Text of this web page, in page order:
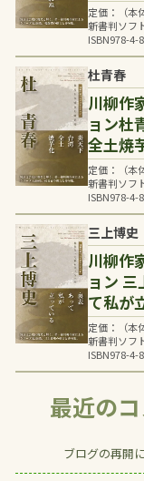
定価：（本
新書判ソフ
ISBN978-4-
杜青春
川柳作
ョン杜
全土焼
定価：（本
新書判ソフ
ISBN978-4-
三上博史
川柳作
ョン
て私が
定価：（本
新書判ソフ
ISBN978-4-
最近の
ブログの再開